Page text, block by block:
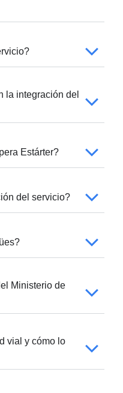
la integración del
Estárter?
del servicio?
Ministerio de
vial y cómo lo